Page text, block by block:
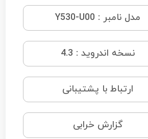
مدل نامبر : Y530-U00
نسخه اندروید : 4.3
ارتباط با پشتیبانی
گزارش خرابی